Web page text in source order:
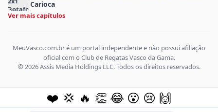
Carioca
Ver mais capítulos
MeuVasco.com.br é um portal independente e não possui afiliação
oficial com o Club de Regatas Vasco da Gama.
© 2026 Assis Media Holdings LLC. Todos os direitos reservados.
❤️ 💢 🔥 👏 😂 😮 😢 🙌